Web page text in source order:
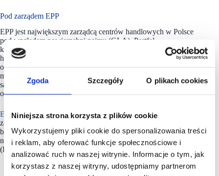
Zgoda Szczegóły O plikach cookies
Niniejsza strona korzysta z plików cookie
Wykorzystujemy pliki cookie do spersonalizowania treści
i reklam, aby oferować funkcje społecznościowe i
analizować ruch w naszej witrynie. Informacje o tym, jak
korzystasz z naszej witryny, udostępniamy partnerom
Pod zarządem EPP
EPP jest największym zarządcą centrów handlowych w Polsce
pod względem powierzchni najmu (GLA). Portfel,
którym zarządza, obejmuje 34 projekty (28 obiektów
handlowych i 6 kompleksów biurowych) o łącznej wartości
około 2,9 miliardów euro i powierzchni najmu wynoszącej 1,2
miliona metrów kwadratowych. Nieruchomości
są zlokalizowane w najbardziej atrakcyjnych polskich miastach
o największym popycie konsumenckim i potencjale wzrostu.
EPPdąży do dostarczenia najemcom atrakcyjnej i innowacyjnie
zarządzanej powierzchni, wspierając w ten sposób rozwój ich
biznesu. Firma należy do Redefine Properties, drugiego
największego funduszu inwestującego w nieruchomości
(REIT) notowanego na giełdzie w Johannesburgu (JSE).